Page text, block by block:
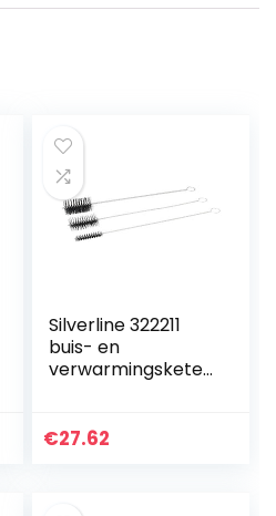
Silverline 322211
buis- en
verwarmingsketel
€27.62